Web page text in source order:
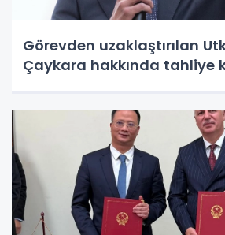
Görevden uzaklaştırılan
Çaykara hakkında tahliye